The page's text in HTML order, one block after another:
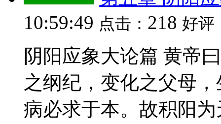
10:59:49 点击： 218 好评
阴阳应象大论篇 黄帝
之纲纪，变化之父母
病必求于本。故积阳